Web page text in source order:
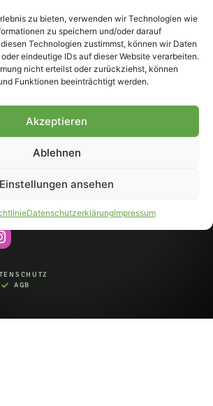
zu bieten, verwenden wir Technologien wie
zu speichern und/oder darauf
Technologien zustimmst, können wir Daten
eindeutige IDs auf dieser Website verarbeiten.
nicht erteilst oder zurückziehst, können
Funktionen beeinträchtigt werden.
Akzeptieren
Ablehnen
Einstellungen ansehen
DatenschutzerklärungImpressum
Hautnah.de
ein
Magazin
1868-
AGB